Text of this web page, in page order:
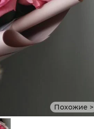
Похожие >